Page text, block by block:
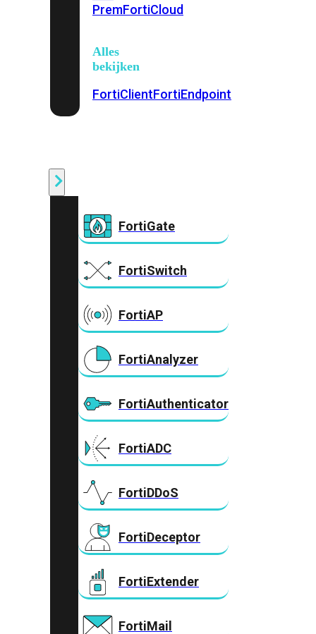
PremFortiCloud
Alles
bekijken
FortiClientFortiEndpoint
FortiGate
FortiSwitch
FortiAP
FortiAnalyzer
FortiAuthenticator
FortiADC
FortiDDoS
FortiDeceptor
FortiExtender
FortiMail